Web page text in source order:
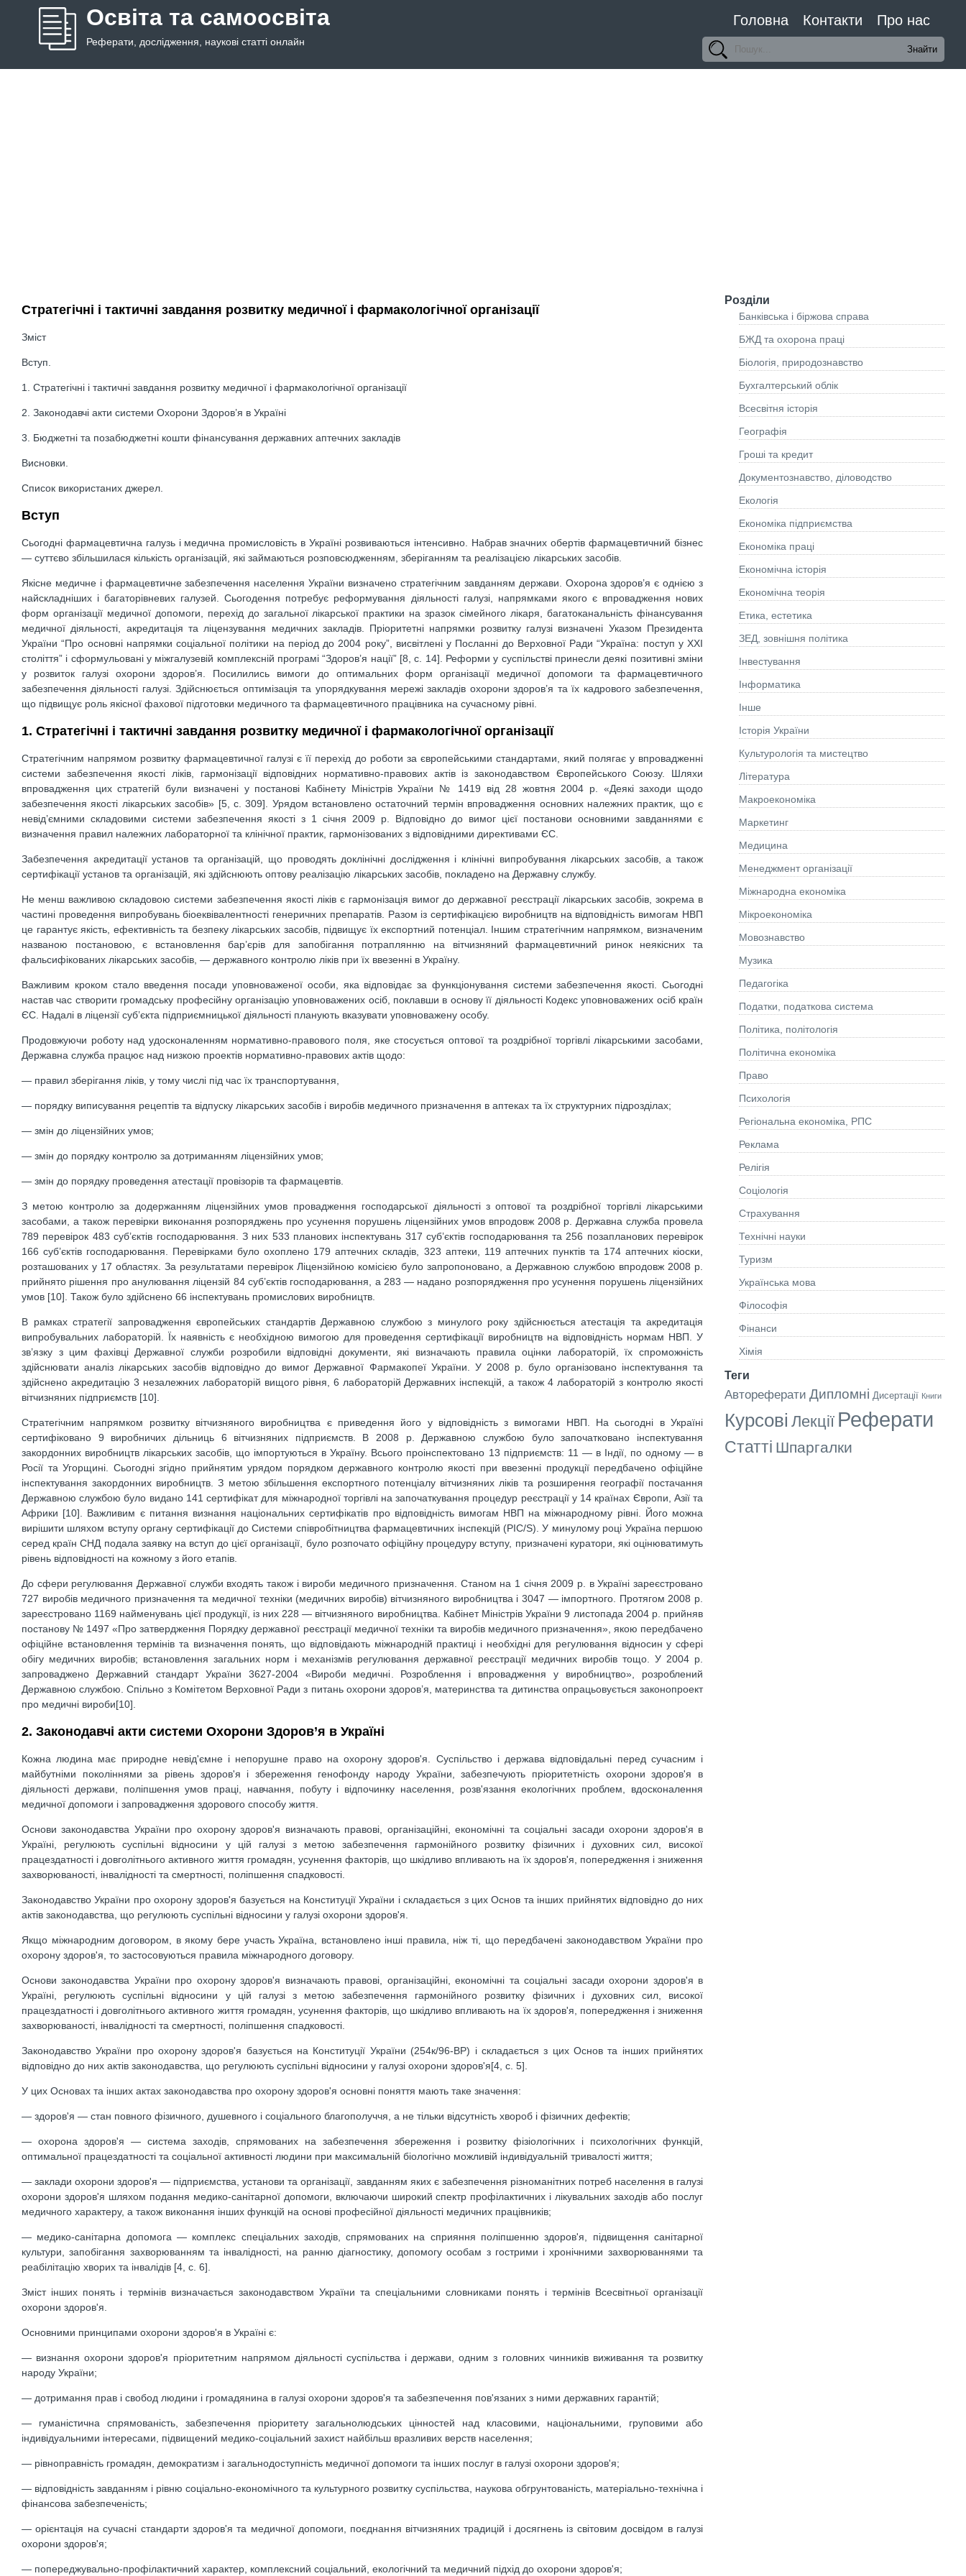
Освіта та самоосвіта
Реферати, дослідження, наукові статті онлайн
Головна Контакти Про нас
Стратегічні і тактичні завдання розвитку медичної і фармакологічної організації
Зміст
Вступ.
1. Стратегічні і тактичні завдання розвитку медичної і фармакологічної організації
2. Законодавчі акти системи Охорони Здоров’я в Україні
3. Бюджетні та позабюджетні кошти фінансування державних аптечних закладів
Висновки.
Список використаних джерел.
Вступ
Сьогодні фармацевтична галузь і медична промисловість в Україні розвиваються інтенсивно. Набрав значних обертів фармацевтичний бізнес
— суттєво збільшилася кількість організацій, які займаються розповсюдженням, зберіганням та реалізацією лікарських засобів.
Якісне медичне і фармацевтичне забезпечення населення України визначено стратегічним завданням держави. Охорона здоров’я є однією з
найскладніших і багаторівневих галузей. Сьогодення потребує реформування діяльності галузі, напрямками якого є впровадження нових
форм організації медичної допомоги, перехід до загальної лікарської практики на зразок сімейного лікаря, багатоканальність фінансування
медичної діяльності, акредитація та ліцензування медичних закладів. Пріоритетні напрямки розвитку галузі визначені Указом Президента
України “Про основні напрямки соціальної політики на період до 2004 року”, висвітлені у Посланні до Верховної Ради “Україна: поступ у XXI
століття” і сформульовані у міжгалузевій комплексній програмі “Здоров’я нації” [8, с. 14]. Реформи у суспільстві принесли деякі позитивні зміни
у розвиток галузі охорони здоров’я. Посилились вимоги до оптимальних форм організації медичної допомоги та фармацевтичного
забезпечення діяльності галузі. Здійснюється оптимізація та упорядкування мережі закладів охорони здоров’я та їх кадрового забезпечення,
що підвищує роль якісної фахової підготовки медичного та фармацевтичного працівника на сучасному рівні.
1. Стратегічні і тактичні завдання розвитку медичної і фармакологічної організації
Стратегічним напрямом розвитку фармацевтичної галузі є її перехід до роботи за європейськими стандартами, який полягає у впровадженні
системи забезпечення якості ліків, гармонізації відповідних нормативно-правових актів із законодавством Європейського Союзу. Шляхи
впровадження цих стратегій були визначені у постанові Кабінету Міністрів України № 1419 від 28 жовтня 2004 р. «Деякі заходи щодо
забезпечення якості лікарських засобів» [5, с. 309]. Урядом встановлено остаточний термін впровадження основних належних практик, що є
невід’ємними складовими системи забезпечення якості з 1 січня 2009 р. Відповідно до вимог цієї постанови основними завданнями є
визначення правил належних лабораторної та клінічної практик, гармонізованих з відповідними директивами ЄС.
Забезпечення акредитації установ та організацій, що проводять доклінічні дослідження і клінічні випробування лікарських засобів, а також
сертифікації установ та організацій, які здійснюють оптову реалізацію лікарських засобів, покладено на Державну службу.
Не менш важливою складовою системи забезпечення якості ліків є гармонізація вимог до державної реєстрації лікарських засобів, зокрема в
частині проведення випробувань біоеквівалентності генеричних препаратів. Разом із сертифікацією виробництв на відповідність вимогам НВП
це гарантує якість, ефективність та безпеку лікарських засобів, підвищує їх експортний потенціал. Іншим стратегічним напрямком, визначеним
названою постановою, є встановлення бар’єрів для запобігання потраплянню на вітчизняний фармацевтичний ринок неякісних та
фальсифікованих лікарських засобів, — державного контролю ліків при їх ввезенні в Україну.
Важливим кроком стало введення посади уповноваженої особи, яка відповідає за функціонування системи забезпечення якості. Сьогодні
настав час створити громадську професійну організацію уповноважених осіб, поклавши в основу її діяльності Кодекс уповноважених осіб країн
ЄС. Надалі в ліцензії суб’єкта підприємницької діяльності планують вказувати уповноважену особу.
Продовжуючи роботу над удосконаленням нормативно-правового поля, яке стосується оптової та роздрібної торгівлі лікарськими засобами,
Державна служба працює над низкою проектів нормативно-правових актів щодо:
— правил зберігання ліків, у тому числі під час їх транспортування,
— порядку виписування рецептів та відпуску лікарських засобів і виробів медичного призначення в аптеках та їх структурних підрозділах;
— змін до ліцензійних умов;
— змін до порядку контролю за дотриманням ліцензійних умов;
— змін до порядку проведення атестації провізорів та фармацевтів.
З метою контролю за додержанням ліцензійних умов провадження господарської діяльності з оптової та роздрібної торгівлі лікарськими
засобами, а також перевірки виконання розпоряджень про усунення порушень ліцензійних умов впродовж 2008 р. Державна служба провела
789 перевірок 483 суб’єктів господарювання. З них 533 планових інспектувань 317 суб’єктів господарювання та 256 позапланових перевірок
166 суб’єктів господарювання. Перевірками було охоплено 179 аптечних складів, 323 аптеки, 119 аптечних пунктів та 174 аптечних кіоски,
розташованих у 17 областях. За результатами перевірок Ліцензійною комісією було запропоновано, а Державною службою впродовж 2008 р.
прийнято рішення про анулювання ліцензій 84 суб’єктів господарювання, а 283 — надано розпорядження про усунення порушень ліцензійних
умов [10]. Також було здійснено 66 інспектувань промислових виробництв.
В рамках стратегії запровадження європейських стандартів Державною службою з минулого року здійснюється атестація та акредитація
випробувальних лабораторій. Їх наявність є необхідною вимогою для проведення сертифікації виробництв на відповідність нормам НВП. У
зв’язку з цим фахівці Державної служби розробили відповідні документи, які визначають правила оцінки лабораторій, їх спроможність
здійснювати аналіз лікарських засобів відповідно до вимог Державної Фармакопеї України. У 2008 р. було організовано інспектування та
здійснено акредитацію 3 незалежних лабораторій вищого рівня, 6 лабораторій Державних інспекцій, а також 4 лабораторій з контролю якості
вітчизняних підприємств [10].
Стратегічним напрямком розвитку вітчизняного виробництва є приведення його у відповідність з вимогами НВП. На сьогодні в Україні
сертифіковано 9 виробничих дільниць 6 вітчизняних підприємств. В 2008 р. Державною службою було започатковано інспектування
закордонних виробництв лікарських засобів, що імпортуються в Україну. Всього проінспектовано 13 підприємств: 11 — в Індії, по одному — в
Росії та Угорщині. Сьогодні згідно прийнятим урядом порядком державного контролю якості при ввезенні продукції передбачено офіційне
інспектування закордонних виробництв. З метою збільшення експортного потенціалу вітчизняних ліків та розширення географії постачання
Державною службою було видано 141 сертифікат для міжнародної торгівлі на започаткування процедур реєстрації у 14 країнах Європи, Азії та
Африки [10]. Важливим є питання визнання національних сертифікатів про відповідність вимогам НВП на міжнародному рівні. Його можна
вирішити шляхом вступу органу сертифікації до Системи співробітництва фармацевтичних інспекцій (PIC/S). У минулому році Україна першою
серед країн СНД подала заявку на вступ до цієї організації, було розпочато офіційну процедуру вступу, призначені куратори, які оцінюватимуть
рівень відповідності на кожному з його етапів.
До сфери регулювання Державної служби входять також і вироби медичного призначення. Станом на 1 січня 2009 р. в Україні зареєстровано
727 виробів медичного призначення та медичної техніки (медичних виробів) вітчизняного виробництва і 3047 — імпортного. Протягом 2008 р.
зареєстровано 1169 найменувань цієї продукції, із них 228 — вітчизняного виробництва. Кабінет Міністрів України 9 листопада 2004 р. прийняв
постанову № 1497 «Про затвердження Порядку державної реєстрації медичної техніки та виробів медичного призначення», якою передбачено
офіційне встановлення термінів та визначення понять, що відповідають міжнародній практиці і необхідні для регулювання відносин у сфері
обігу медичних виробів; встановлення загальних норм і механізмів регулювання державної реєстрації медичних виробів тощо. У 2004 р.
запроваджено Державний стандарт України 3627-2004 «Вироби медичні. Розроблення і впровадження у виробництво», розроблений
Державною службою. Спільно з Комітетом Верховної Ради з питань охорони здоров’я, материнства та дитинства опрацьовується законопроект
про медичні вироби[10].
2. Законодавчі акти системи Охорони Здоров’я в Україні
Кожна людина має природне невід'ємне і непорушне право на охорону здоров'я. Суспільство і держава відповідальні перед сучасним і
майбутніми поколіннями за рівень здоров'я і збереження генофонду народу України, забезпечують пріоритетність охорони здоров'я в
діяльності держави, поліпшення умов праці, навчання, побуту і відпочинку населення, розв'язання екологічних проблем, вдосконалення
медичної допомоги і запровадження здорового способу життя.
Основи законодавства України про охорону здоров'я визначають правові, організаційні, економічні та соціальні засади охорони здоров'я в
Україні, регулюють суспільні відносини у цій галузі з метою забезпечення гармонійного розвитку фізичних і духовних сил, високої
працездатності і довголітнього активного життя громадян, усунення факторів, що шкідливо впливають на їх здоров'я, попередження і зниження
захворюваності, інвалідності та смертності, поліпшення спадковості.
Законодавство України про охорону здоров'я базується на Конституції України і складається з цих Основ та інших прийнятих відповідно до них
актів законодавства, що регулюють суспільні відносини у галузі охорони здоров'я.
Якщо міжнародним договором, в якому бере участь Україна, встановлено інші правила, ніж ті, що передбачені законодавством України про
охорону здоров'я, то застосовуються правила міжнародного договору.
Основи законодавства України про охорону здоров'я визначають правові, організаційні, економічні та соціальні засади охорони здоров'я в
Україні, регулюють суспільні відносини у цій галузі з метою забезпечення гармонійного розвитку фізичних і духовних сил, високої
працездатності і довголітнього активного життя громадян, усунення факторів, що шкідливо впливають на їх здоров'я, попередження і зниження
захворюваності, інвалідності та смертності, поліпшення спадковості.
Законодавство України про охорону здоров'я базується на Конституції України (254к/96-ВР) і складається з цих Основ та інших прийнятих
відповідно до них актів законодавства, що регулюють суспільні відносини у галузі охорони здоров'я[4, с. 5].
У цих Основах та інших актах законодавства про охорону здоров'я основні поняття мають таке значення:
— здоров'я — стан повного фізичного, душевного і соціального благополуччя, а не тільки відсутність хвороб і фізичних дефектів;
— охорона здоров'я — система заходів, спрямованих на забезпечення збереження і розвитку фізіологічних і психологічних функцій,
оптимальної працездатності та соціальної активності людини при максимальній біологічно можливій індивідуальній тривалості життя;
— заклади охорони здоров'я — підприємства, установи та організації, завданням яких є забезпечення різноманітних потреб населення в галузі
охорони здоров'я шляхом подання медико-санітарної допомоги, включаючи широкий спектр профілактичних і лікувальних заходів або послуг
медичного характеру, а також виконання інших функцій на основі професійної діяльності медичних працівників;
— медико-санітарна допомога — комплекс спеціальних заходів, спрямованих на сприяння поліпшенню здоров'я, підвищення санітарної
культури, запобігання захворюванням та інвалідності, на ранню діагностику, допомогу особам з гострими і хронічними захворюваннями та
реабілітацію хворих та інвалідів [4, с. 6].
Зміст інших понять і термінів визначається законодавством України та спеціальними словниками понять і термінів Всесвітньої організації
охорони здоров'я.
Основними принципами охорони здоров'я в Україні є:
— визнання охорони здоров'я пріоритетним напрямом діяльності суспільства і держави, одним з головних чинників виживання та розвитку
народу України;
— дотримання прав і свобод людини і громадянина в галузі охорони здоров'я та забезпечення пов'язаних з ними державних гарантій;
— гуманістична спрямованість, забезпечення пріоритету загальнолюдських цінностей над класовими, національними, груповими або
індивідуальними інтересами, підвищений медико-соціальний захист найбільш вразливих верств населення;
— рівноправність громадян, демократизм і загальнодоступність медичної допомоги та інших послуг в галузі охорони здоров'я;
— відповідність завданням і рівню соціально-економічного та культурного розвитку суспільства, наукова обгрунтованість, матеріально-технічна і
фінансова забезпеченість;
— орієнтація на сучасні стандарти здоров'я та медичної допомоги, поєднання вітчизняних традицій і досягнень із світовим досвідом в галузі
охорони здоров'я;
— попереджувально-профілактичний характер, комплексний соціальний, екологічний та медичний підхід до охорони здоров'я;
Розділи
Банківська і біржова справа
БЖД та охорона праці
Біологія, природознавство
Бухгалтерський облік
Всесвітня історія
Географія
Гроші та кредит
Документознавство, діловодство
Екологія
Економіка підприємства
Економіка праці
Економічна історія
Економічна теорія
Етика, естетика
ЗЕД, зовнішня політика
Інвестування
Інформатика
Інше
Історія України
Культурологія та мистецтво
Літературa
Макроекономіка
Маркетинг
Медицина
Менеджмент організації
Міжнародна економіка
Мікроекономіка
Мовознавство
Музика
Педагогіка
Податки, податкова система
Політика, політологія
Політична економіка
Право
Психологія
Регіональна економіка, РПС
Реклама
Релігія
Соціологія
Страхування
Технічні науки
Туризм
Українська мова
Філософія
Фінанси
Хімія
Теги
Автореферати Дипломні Дисертації Книги
Курсові Лекції Реферати
Статті Шпаргалки